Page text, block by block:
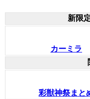
新限
カーミラ
彩獣神祭まと